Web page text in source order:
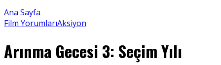
Ana Sayfa
Film YorumlarıAksiyon
Arınma Gecesi 3: Seçim Yılı